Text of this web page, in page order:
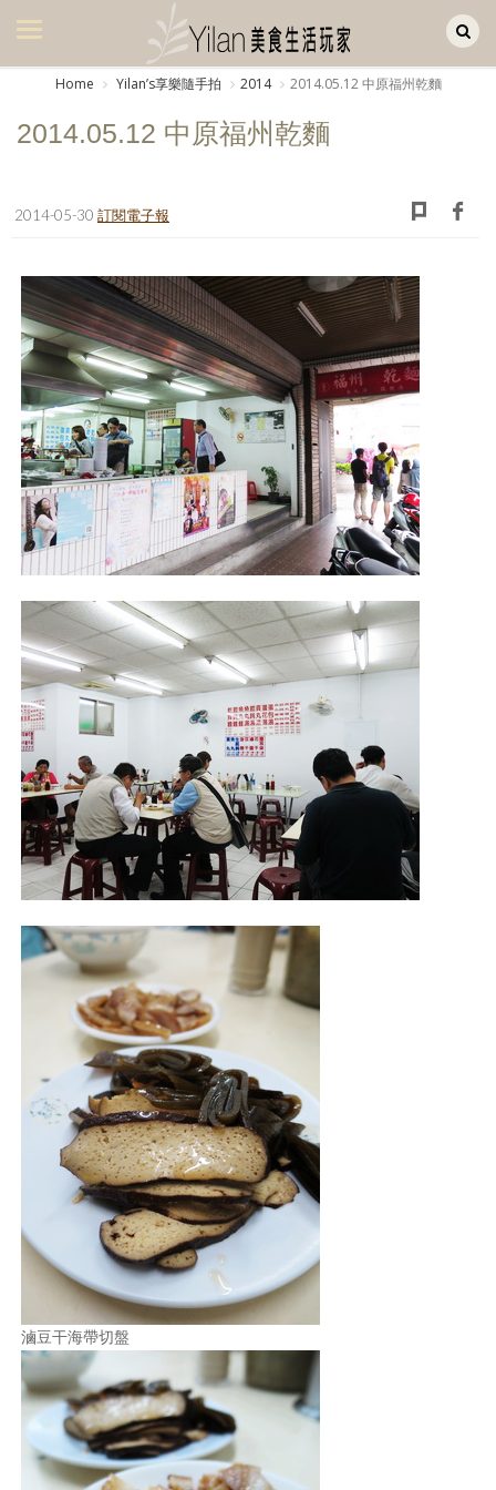
美食集
生活風
書房集
日記簿
餐桌週記
享樂隨手拍
照相簿
影音區
創意出版服務
歷史區
關於Yilan
個人著作
活動實況記錄
媒體報導一覽
合作與代言
訂閱電子報
Home Yilanʼs享樂隨手拍 2014 2014.05.12 中原福州乾麵
2014.05.12 中原福州乾麵
2014-05-30 訂閱電子報
滷豆干海帶切盤